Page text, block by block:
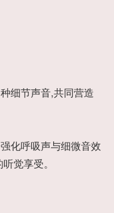
细节声音,共同营造
化呼吸声与细微音效
觉享受。